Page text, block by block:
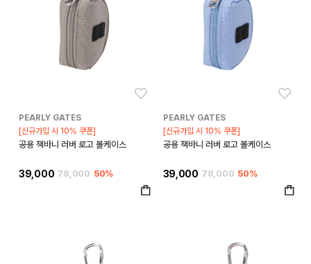
PEARLY GATES
[신규가입 시 10% 쿠폰]
공용 잭바니 러버 로고 볼케이스
39,000 78,000 50%
PEARLY GATES
[신규가입 시 10% 쿠폰]
공용 잭바니 러버 로고 볼케이스
39,000 78,000 50%